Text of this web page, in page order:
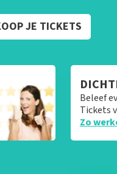
JE TICKETS
Beleef
Tickets
Zo